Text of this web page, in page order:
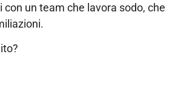
un team che lavora sodo, che